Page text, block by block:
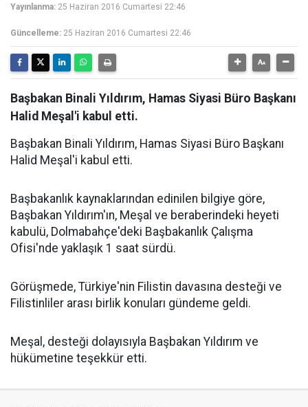
Yayınlanma: 25 Haziran 2016 Cumartesi 22:46
Güncelleme: 25 Haziran 2016 Cumartesi 22:46
Başbakan Binali Yıldırım, Hamas Siyasi Büro Başkanı
Halid Meşal'i kabul etti.
Başbakan Binali Yıldırım, Hamas Siyasi Büro Başkanı
Halid Meşal'i kabul etti.
Başbakanlık kaynaklarından edinilen bilgiye göre,
Başbakan Yıldırım'ın, Meşal ve beraberindeki heyeti
kabulü, Dolmabahçe'deki Başbakanlık Çalışma
Ofisi'nde yaklaşık 1 saat sürdü.
Görüşmede, Türkiye'nin Filistin davasına desteği ve
Filistinliler arası birlik konuları gündeme geldi.
Meşal, desteği dolayısıyla Başbakan Yıldırım ve
hükümetine teşekkür etti.